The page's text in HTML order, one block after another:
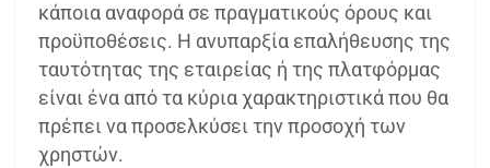
κάποια αναφορά σε πραγματικούς όρους και
προϋποθέσεις. Η ανυπαρξία επαλήθευσης της
ταυτότητας της εταιρείας ή της πλατφόρμας
είναι ένα από τα κύρια χαρακτηριστικά που θα
πρέπει να προσελκύσει την προσοχή των
χρηστών.